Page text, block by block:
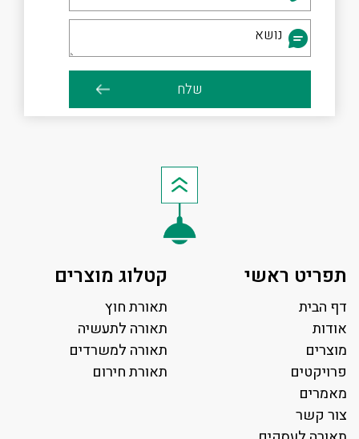
תפריט ראשי
דף הבית
אודות
מוצרים
פרויקטים
מאמרים
צור קשר
קטלוג מוצרים
תאורת חוץ
תאורה לתעשיה
תאורה למשרדים
תאורת חירום